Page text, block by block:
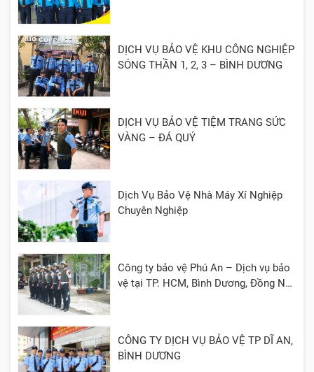
DỊCH VỤ BẢO VỆ KHU CÔNG NGHIỆP
SÓNG THẦN 1, 2, 3 – BÌNH DƯƠNG
DỊCH VỤ BẢO VỆ TIỆM TRANG SỨC
VÀNG – ĐÁ QUÝ
Dịch Vụ Bảo Vệ Nhà Máy Xí Nghiệp
Chuyên Nghiệp
Công ty bảo vệ Phú An – Dịch vụ bảo
vệ tại TP. HCM, Bình Dương, Đồng Nai,
CÔNG TY DỊCH VỤ BẢO VỆ TP DĨ AN,
BÌNH DƯƠNG